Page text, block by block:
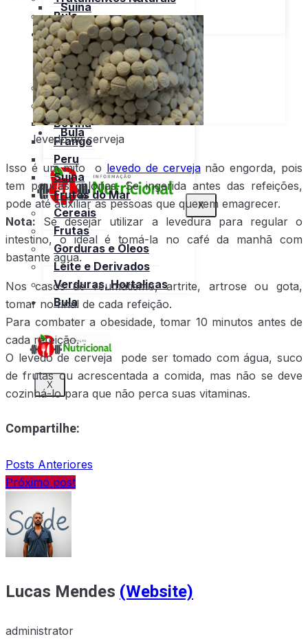
Suína
Frutos do Mar
Cereais
Frutas
Gorduras e Óleos
Leite e Derivados
Verduras, Hortaliças
Bula
X
Bula
Tabela
Nutricional
Open menu
Bebidas
Carnes
Open menu
Bovina
Frango
Peru
Suína
Frutos do Mar
Cereais
Frutas
Gorduras e Óleos
Leite e Derivados
Verduras, Hortaliças
Bula
X
levedo de cerveja
Isso é um mito o levedo de cervejanão engorda, pois
tem poucas calorias. Se ingerida antes das refeições,
pode até auxiliar as pessoas que querem emagrecer.
Nota: Se desejar utilizar a levedura para regular o
intestino, o ideal é tomá-la no café da manhã com
bastante água.
Nos casos de reumatismo, artrite, artrose ou gota,
tomar no final de cada refeição.
Para combater a obesidade, tomar 10 minutos antes de
cada refeição.
O levedo de cerveja pode ser tomado com água, suco
de frutas ou acrescentada a comida, mas não se deve
cozinhá-lo para que não perca suas vitaminas.
Compartilhe:
Posts Anteriores
Próximo post
Lucas Mendes (Website)
administrator